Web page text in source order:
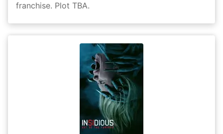
franchise. Plot TBA.